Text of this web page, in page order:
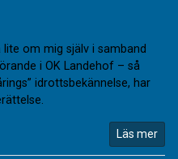
om mig själv i samband
i OK Landehof – så
idrottsbekännelse, har
Läs mer